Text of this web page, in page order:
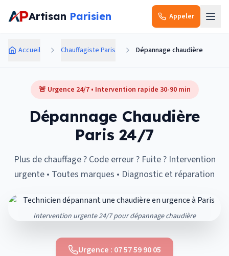
Aller au contenu principal
Artisan Parisien Appeler
Accueil Chauffagiste Paris Dépannage chaudière
🚨 Urgence 24/7 • Intervention rapide 30-90 min
Dépannage Chaudière
Paris 24/7
Plus de chauffage ? Code erreur ? Fuite ? Intervention
urgente • Toutes marques • Diagnostic et réparation
Intervention urgente 24/7 pour dépannage chaudière
Urgence : 07 57 59 90 05